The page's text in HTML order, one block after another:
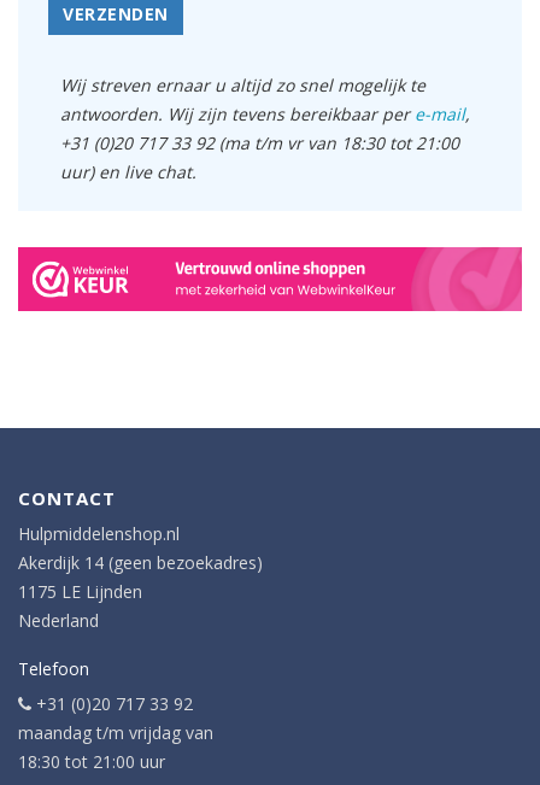
VERZENDEN
Wij streven ernaar u altijd zo snel mogelijk te
antwoorden. Wij zijn tevens bereikbaar pere-mail,
+31 (0)20 717 33 92 (ma t/m vr van 18:30 tot 21:00
uur) en live chat.
CONTACT
Hulpmiddelenshop.nl
Akerdijk 14 (geen bezoekadres)
1175 LE Lijnden
Nederland
Telefoon
+31 (0)20 717 33 92
maandag t/m vrijdag van
18:30 tot 21:00 uur